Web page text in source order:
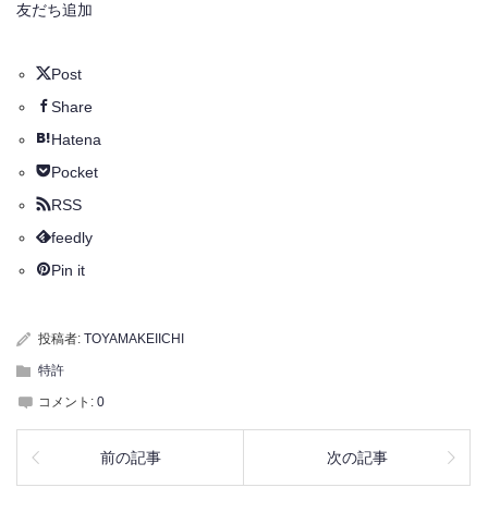
友だち追加
Post
Share
Hatena
Pocket
RSS
feedly
Pin it
投稿者: TOYAMAKEIICHI
特許
コメント: 0
前の記事 次の記事